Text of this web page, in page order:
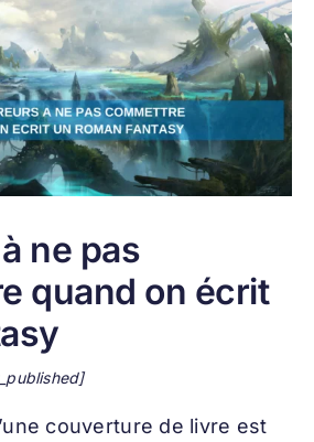
ne pas
quand on écrit
couverture de livre est